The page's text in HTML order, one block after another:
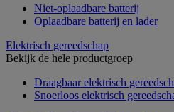
Niet-oplaadbare batterij
Oplaadbare batterij en lader
Elektrisch gereedschap
Bekijk de hele productgroep
Draagbaar elektrisch
Snoerloos elektrisch